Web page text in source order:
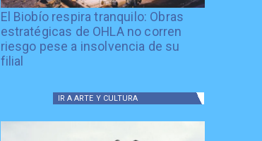
El Biobío respira tranquilo: Obras
estratégicas de OHLA no corren
riesgo pese a insolvencia de su
filial
IR A ARTE Y CULTURA